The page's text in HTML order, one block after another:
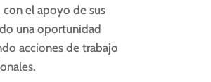
el apoyo de sus
una oportunidad
acciones de trabajo